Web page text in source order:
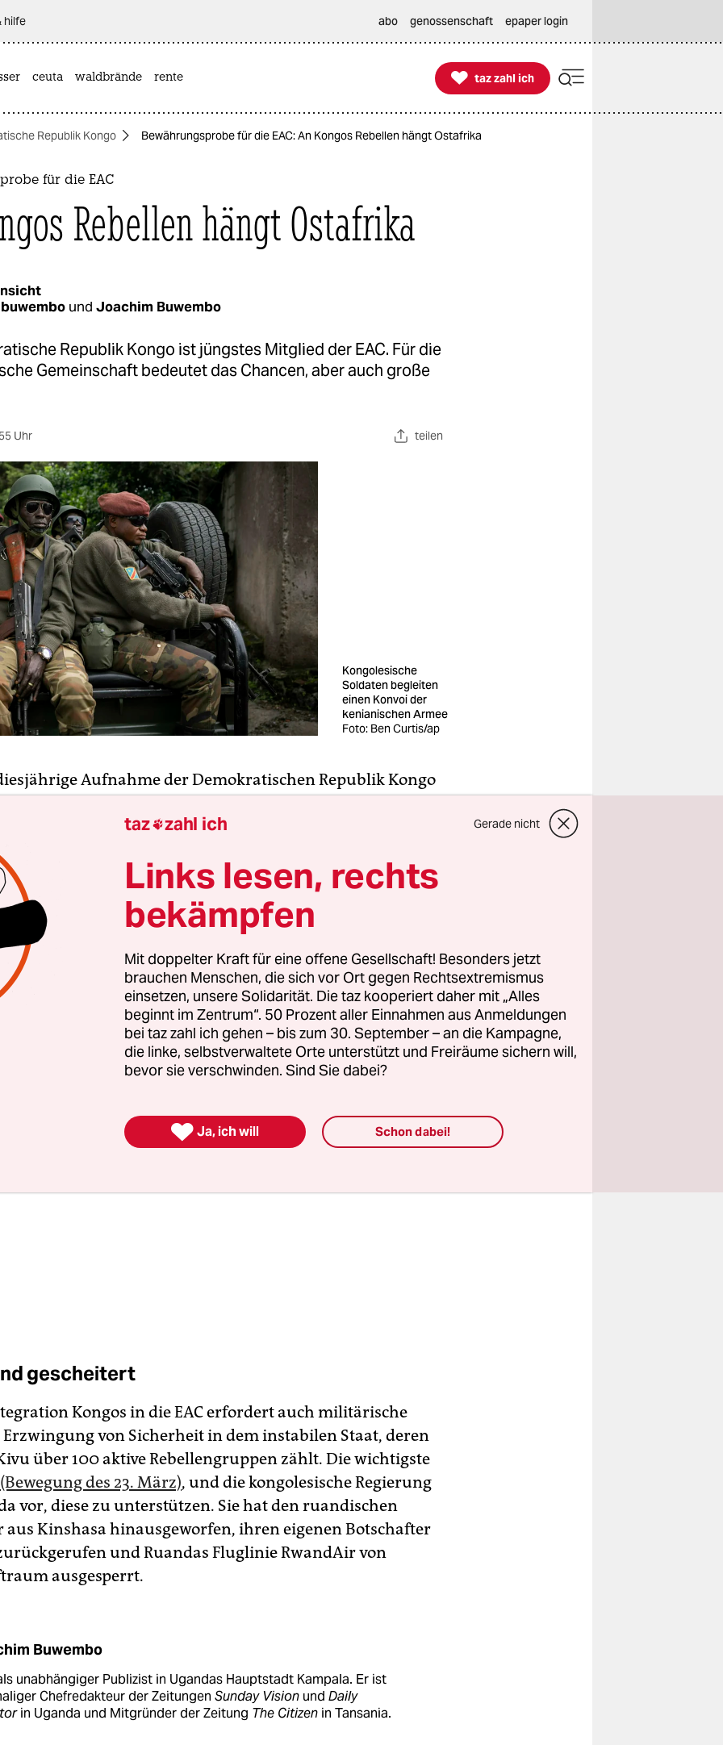
hilfe abo genossenschaft epaper login
ceuta waldbrände rente 
taz zahl ich
taz zahl ich
Republik Kongo Bewährungsprobe für die EAC: An Kongos Rebellen hängt Ostafrika
für die EAC
Rebellen hängt Ostafrika
und Joachim Buwembo
Republik Kongo ist jüngstes Mitglied der EAC. Für die
Gemeinschaft bedeutet das Chancen, aber auch große
Uhr teilen
Kongolesische
Soldaten begleiten
einen Konvoi der
kenianischen Armee
Foto: Ben Curtis/ap
Aufnahme der Demokratischen Republik Kongo
ist eine große Bewährungsprobe für diese wichtige
Entweder sie wird dadurch ein großer,
Wirtschaftsblock – oder sie fällt auseinander.
Millionen Quadratkilometern macht die
der EAC aus, die ansonsten aus den drei
Kenia, Tansania und Uganda sowie den
Ruanda, Burundi und Südsudan besteht. Mit der DR
die EAC vom Indischen bis zum Atlantischen Ozean.
gescheitert
Kongos in die EAC erfordert auch militärische
von Sicherheit in dem instabilen Staat, deren
über 100 aktive Rebellengruppen zählt. Die wichtigste
des 23. März), und die kongolesische Regierung
vor, diese zu unterstützen. Sie hat den ruandischen
aus Kinshasa hinausgeworfen, ihren eigenen Botschafter
und Ruandas Fluglinie RwandAir von
ausgesperrt.
Buwembo
unabhängiger Publizist in Ugandas Hauptstadt Kampala. Er ist
Chefredakteur der Zeitungen Sunday Visionund Daily
in Uganda und Mitgründer der Zeitung The Citizenin Tansania.
taz zahl ich Gerade nicht
Links lesen, rechts
bekämpfen
Mit doppelter Kraft für eine offene Gesellschaft! Besonders jetzt
brauchen Menschen, die sich vor Ort gegen Rechtsextremismus
einsetzen, unsere Solidarität. Die taz kooperiert daher mit „Alles
beginnt im Zentrum“. 50 Prozent aller Einnahmen aus Anmeldungen
bei taz zahl ich gehen – bis zum 30. September – an die Kampagne,
die linke, selbstverwaltete Orte unterstützt und Freiräume sichern will,
bevor sie verschwinden. Sind Sie dabei?
 Ja, ich will Schon dabei!